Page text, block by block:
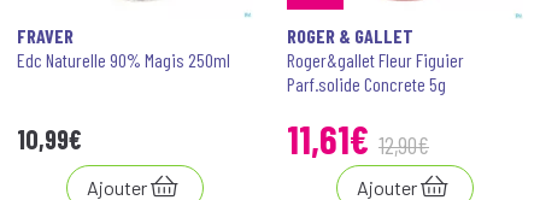
FRAVER
Edc Naturelle 90% Magis 250ml
10,99€
Ajouter
ROGER & GALLET
Roger&gallet Fleur Figuier
Parf.solide Concrete 5g
11,61€ 12,90€
Ajouter